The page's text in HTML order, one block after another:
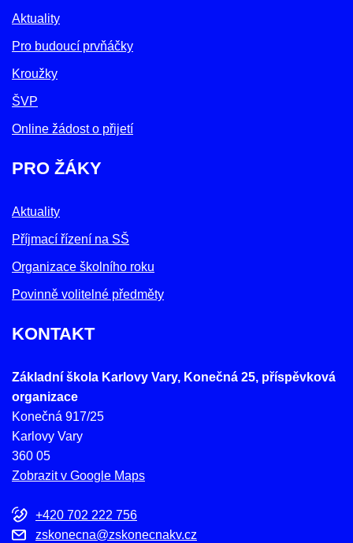
Aktuality
Pro budoucí prvňáčky
Kroužky
ŠVP
Online žádost o přijetí
PRO ŽÁKY
Aktuality
Příjmací řízení na SŠ
Organizace školního roku
Povinně volitelné předměty
KONTAKT
Základní škola Karlovy Vary, Konečná 25, příspěvková
organizace
Konečná 917/25
Karlovy Vary
360 05
Zobrazit v Google Maps
+420 702 222 756
zskonecna@zskonecnakv.cz